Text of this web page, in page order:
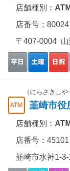
店舗種別： ATM
店番号：80024
〒407-0004
（にらさきしや
韮崎市役
店舗種別： ATM
店番号：45101
韮崎市水神1-3-